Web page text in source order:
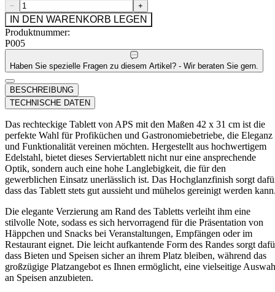
− +
IN DEN WARENKORB LEGEN
Produktnummer:
P005
Haben Sie spezielle Fragen zu diesem Artikel? - Wir beraten Sie gern.
BESCHREIBUNG
TECHNISCHE DATEN
Das rechteckige Tablett von APS mit den Maßen 42 x 31 cm ist die
perfekte Wahl für Profiküchen und Gastronomiebetriebe, die Eleganz
und Funktionalität vereinen möchten. Hergestellt aus hochwertigem
Edelstahl, bietet dieses Serviertablett nicht nur eine ansprechende
Optik, sondern auch eine hohe Langlebigkeit, die für den
gewerblichen Einsatz unerlässlich ist. Das Hochglanzfinish sorgt
dass das Tablett stets gut aussieht und mühelos gereinigt werden
Die elegante Verzierung am Rand des Tabletts verleiht ihm eine
stilvolle Note, sodass es sich hervorragend für die Präsentation von
Häppchen und Snacks bei Veranstaltungen, Empfängen oder im
Restaurant eignet. Die leicht aufkantende Form des Randes sorgt
dass Bieten und Speisen sicher an ihrem Platz bleiben, während das
großzügige Platzangebot es Ihnen ermöglicht, eine vielseitige
an Speisen anzubieten.